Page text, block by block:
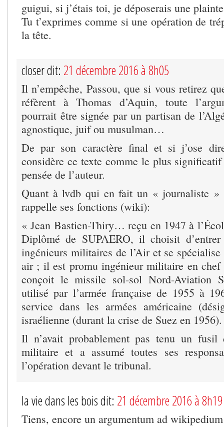
guigui, si j’étais toi, je déposerais une
Tu t’exprimes comme si une opération de
la tête.
closer dit: 21 décembre 2016 à 8h05
Il n’empêche, Passou, que si vous retirez
réfèrent à Thomas d’Aquin, toute
pourrait être signée par un partisan de
agnostique, juif ou musulman…
De par son caractère final et si j’ose
considère ce texte comme le plus
pensée de l’auteur.
Quant à lvdb qui en fait un « journaliste
rappelle ses fonctions (wiki):
« Jean Bastien-Thiry… reçu en 1947 à
Diplômé de SUPAERO, il choisit
ingénieurs militaires de l’Air et se
air ; il est promu ingénieur militaire en
conçoit le missile sol-sol Nord-Aviation
utilisé par l’armée française de 1955 à
service dans les armées américaine
israélienne (durant la crise de Suez en
Il n’avait probablement pas tenu un fusil
militaire et a assumé toutes ses
l’opération devant le tribunal.
la vie dans les bois dit: 21 décembre 2016 à 8h19
Tiens, encore un argumentum ad